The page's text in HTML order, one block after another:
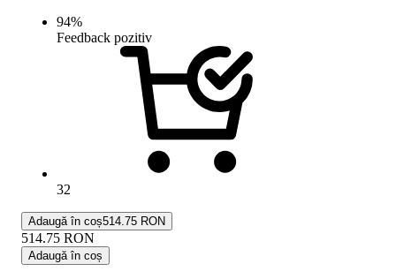
94%
Feedback pozitiv
32
Adaugă în coș514.75 RON
514.75 RON
Adaugă în coș